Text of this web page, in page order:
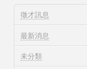
徵才訊息
最新消息
未分類